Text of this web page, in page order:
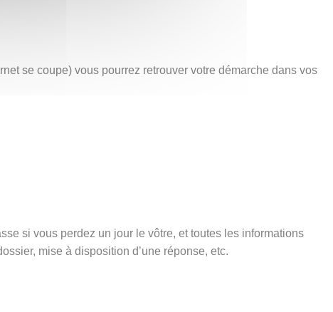
se coupe) vous pourrez retrouver votre démarche dans vos
si vous perdez un jour le vôtre, et toutes les informations
mise à disposition d’une réponse, etc.